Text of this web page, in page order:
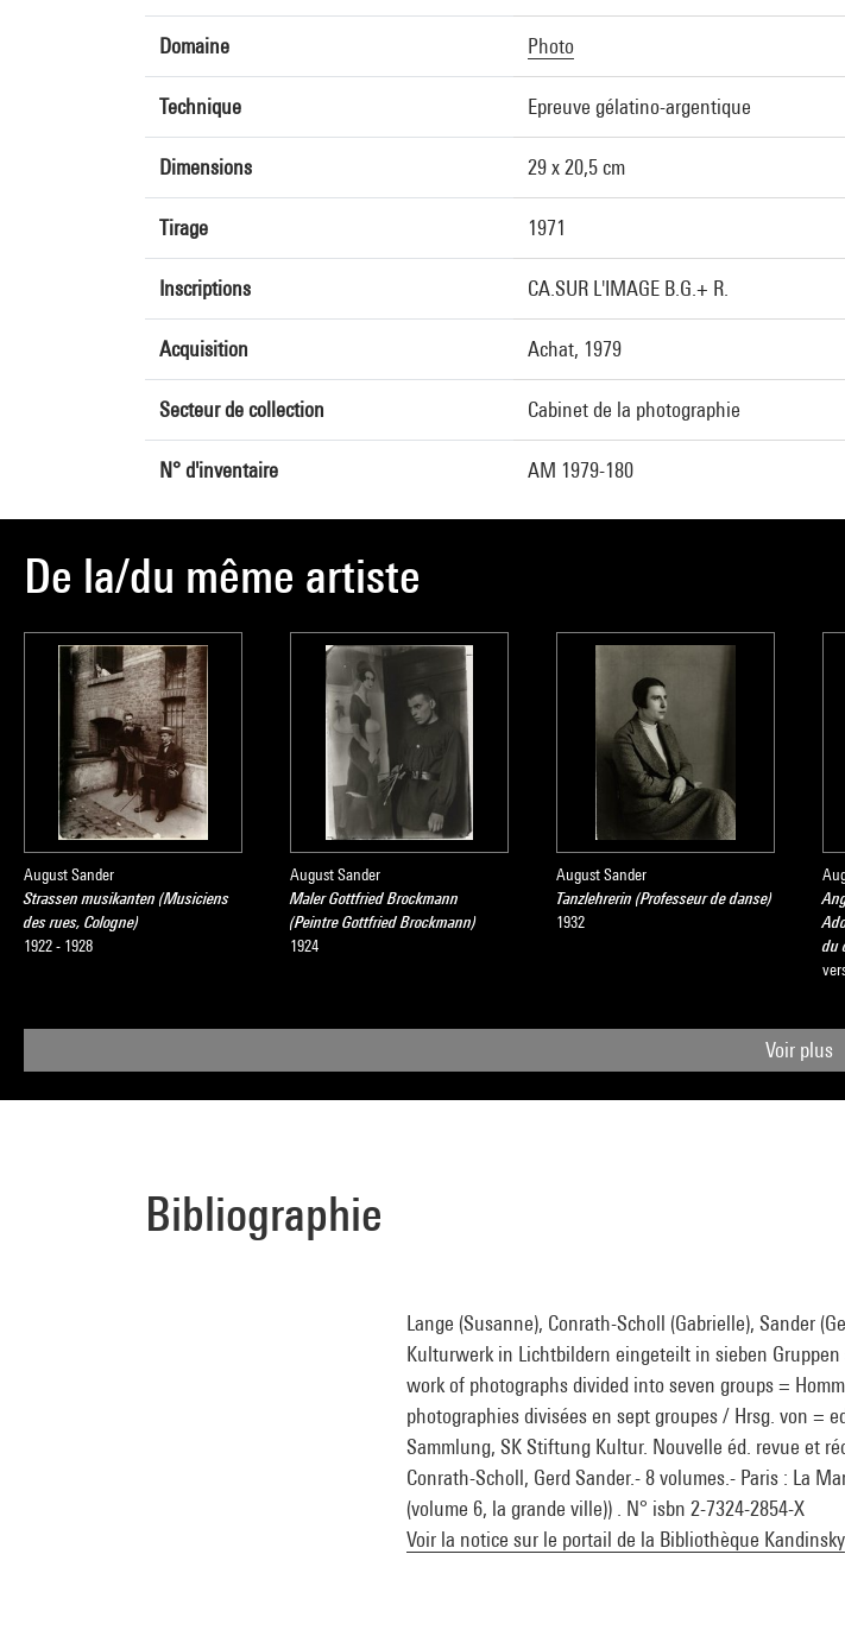
Domaine Photo
Technique Epreuve gélatino-argentique
Dimensions 29 x 20,5 cm
Tirage 1971
Inscriptions CA.SUR L'IMAGE B.G.+ R.
Acquisition Achat, 1979
Secteur de collection Cabinet de la photographie
N° d'inventaire AM 1979-180
De la/du même artiste
August Sander
Strassen musikanten (Musiciens
des rues, Cologne)
1922 - 1928
August Sander
Maler Gottfried Brockmann
(Peintre Gottfried Brockmann)
1924
August Sander
Tanzlehrerin (Professeur de danse)
1932
du
Voir plus
Bibliographie
Lange (Susanne), Conrath-Scholl (Gabrielle), Sander
Kulturwerk in Lichtbildern eingeteilt in sieben
work of photographs divided into seven groups =
photographies divisées en sept groupes / Hrsg. von =
Sammlung, SK Stiftung Kultur. Nouvelle éd. revue et
Conrath-Scholl, Gerd Sander.- 8 volumes.- Paris : La
(volume 6, la grande ville)) . N° isbn 2-7324-2854-X
Voir la notice sur le portail de la Bibliothèque Kandinsky